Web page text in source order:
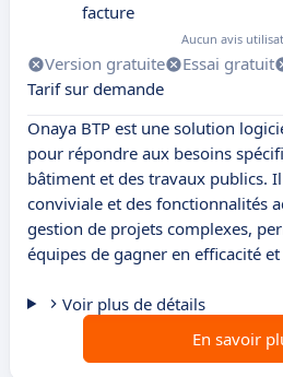
facture
Aucun avis
Version gratuite Essai gratuit
Tarif sur demande
Onaya BTP est une solution
pour répondre aux besoins
bâtiment et des travaux publics.
conviviale et des fonctionnalités
gestion de projets complexes,
équipes de gagner en efficacité
Voir plus de détails
En savoir